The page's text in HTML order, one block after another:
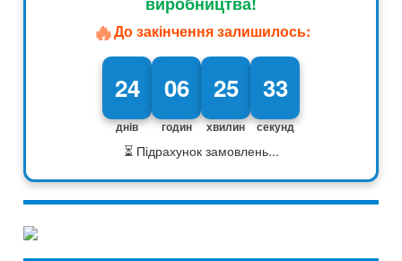
🔥До закінчення залишилось:
24
днів
06
годин
25
хвилин
32
секунд
⏳ Підрахунок замовлень...